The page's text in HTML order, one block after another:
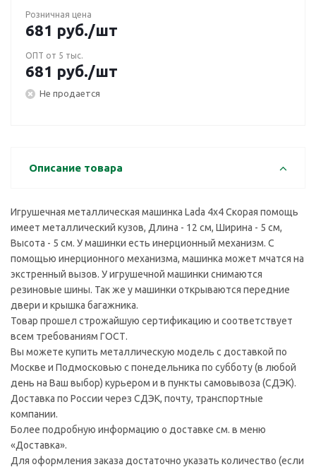
Розничная цена
681 руб./шт
ОПТ от 5 тыс.
681 руб./шт
Не продается
Описание товара
Игрушечная металлическая машинка Lada 4x4 Скорая помощь
имеет металлический кузов, Длина - 12 см, Ширина - 5 см,
Высота - 5 см. У машинки есть инерционный механизм. С
помощью инерционного механизма, машинка может мчатся на
экстренный вызов. У игрушечной машинки снимаются
резиновые шины. Так же у машинки открываются передние
двери и крышка багажника.
Товар прошел строжайшую сертификацию и соответствует
всем требованиям ГОСТ.
Вы можете купить металлическую модель с доставкой по
Москве и Подмосковью с понедельника по субботу (в любой
день на Ваш выбор) курьером и в пункты самовывоза (СДЭК).
Доставка по России через СДЭК, почту, транспортные
компании.
Более подробную информацию о доставке см. в меню
«Доставка».
Для оформления заказа достаточно указать количество (если